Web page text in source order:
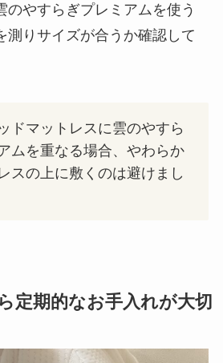
のやすらぎプレミアムを使う
測りサイズが合うか確認して
ドマットレスに雲のやすら
ムを重なる場合、やわらか
スの上に敷くのは避けまし
定期的なお手入れが大切